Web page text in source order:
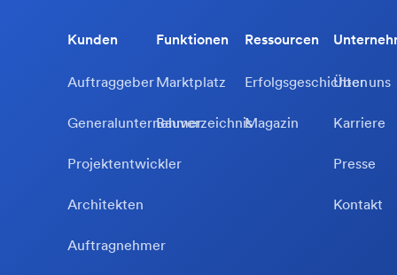
Kunden
Auftraggeber
Generalunternehmer
Projektentwickler
Architekten
Auftragnehmer
Funktionen
Marktplatz
Bauverzeichnis
Ressourcen
Erfolgsgeschichten
Magazin
Über uns
Karriere
Presse
Kontakt